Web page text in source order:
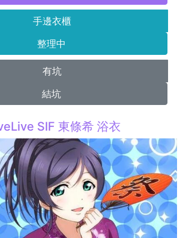
手邊衣櫃
整理中
有坑
結坑
SIF 東條希 浴衣